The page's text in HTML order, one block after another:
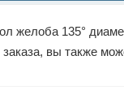
желоба 135°
заказа, вы также